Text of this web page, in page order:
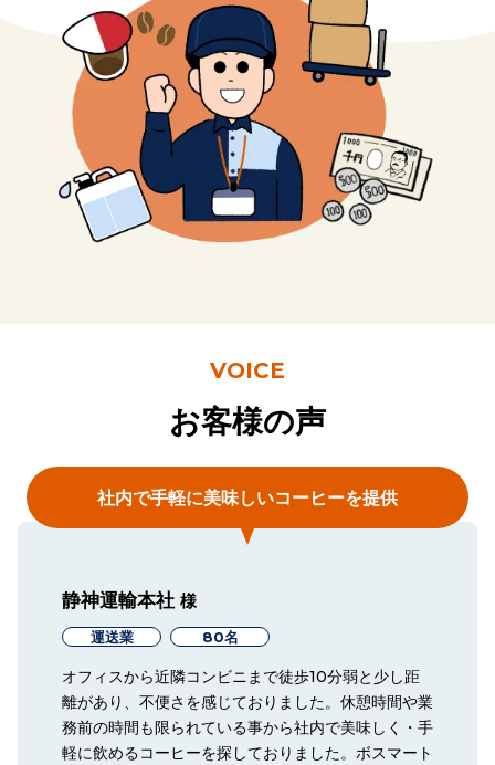
VOICE
お客様の声
社内で手軽に美味しいコーヒーを提供
静神運輸本社 様
運送業 80名
オフィスから近隣コンビニまで徒歩10分弱と少し距
離があり、不便さを感じておりました。休憩時間や業
務前の時間も限られている事から社内で美味しく・手
軽に飲めるコーヒーを探しておりました。ボスマート